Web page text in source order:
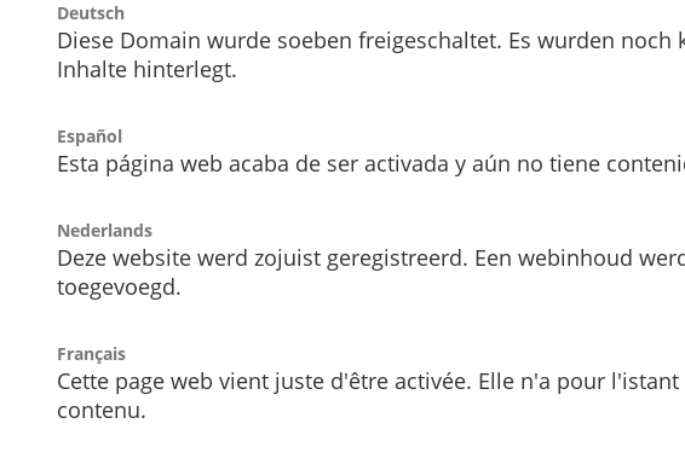
Deutsch
Diese Domain wurde soeben freigeschaltet. Es wurden noch
Inhalte hinterlegt.
Español
Esta página web acaba de ser activada y aún no tiene
Nederlands
Deze website werd zojuist geregistreerd. Een webinhoud
toegevoegd.
Français
Cette page web vient juste d'être activée. Elle n'a pour l'istant
contenu.